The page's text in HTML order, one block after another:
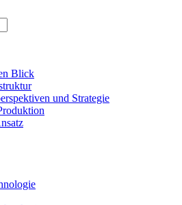
Blick
und Strategie